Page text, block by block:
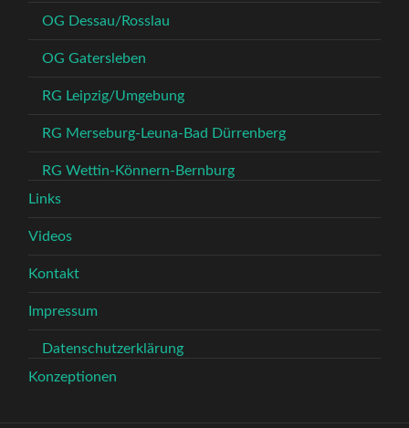
OG Dessau/Rosslau
OG Gatersleben
RG Leipzig/Umgebung
RG Merseburg-Leuna-Bad Dürrenberg
RG Wettin-Könnern-Bernburg
Links
Videos
Kontakt
Impressum
Datenschutzerklärung
Konzeptionen